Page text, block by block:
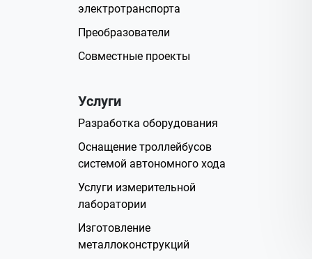
электротранспорта
Преобразователи
Совместные проекты
Услуги
Разработка оборудования
Оснащение троллейбусов
системой автономного хода
Услуги измерительной
лаборатории
Изготовление
металлоконструкций